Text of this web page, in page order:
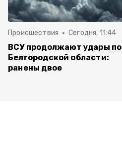
Происшествия Сегодня, 11:44
ВСУ продолжают удары по
Белгородской области:
ранены двое